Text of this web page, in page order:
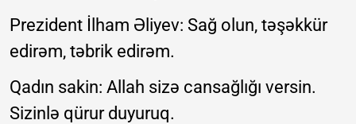
Prezident İlham Əliyev: Sağ olun, təşəkkür
edirəm, təbrik edirəm.
Qadın sakin: Allah sizə cansağlığı versin.
Sizinlə qürur duyuruq.